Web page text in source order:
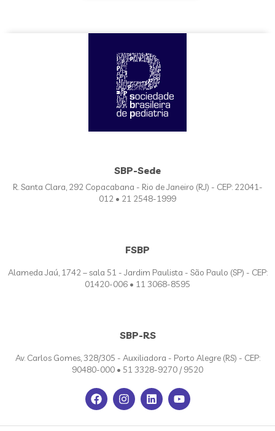
SBP-Sede
R. Santa Clara, 292 Copacabana - Rio de Janeiro (RJ) - CEP: 22041-
012 • 21 2548-1999
FSBP
Alameda Jaú, 1742 – sala 51 - Jardim Paulista - São Paulo (SP) - CEP:
01420-006 • 11 3068-8595
SBP-RS
Av. Carlos Gomes, 328/305 - Auxiliadora - Porto Alegre (RS) - CEP:
90480-000 • 51 3328-9270 / 9520